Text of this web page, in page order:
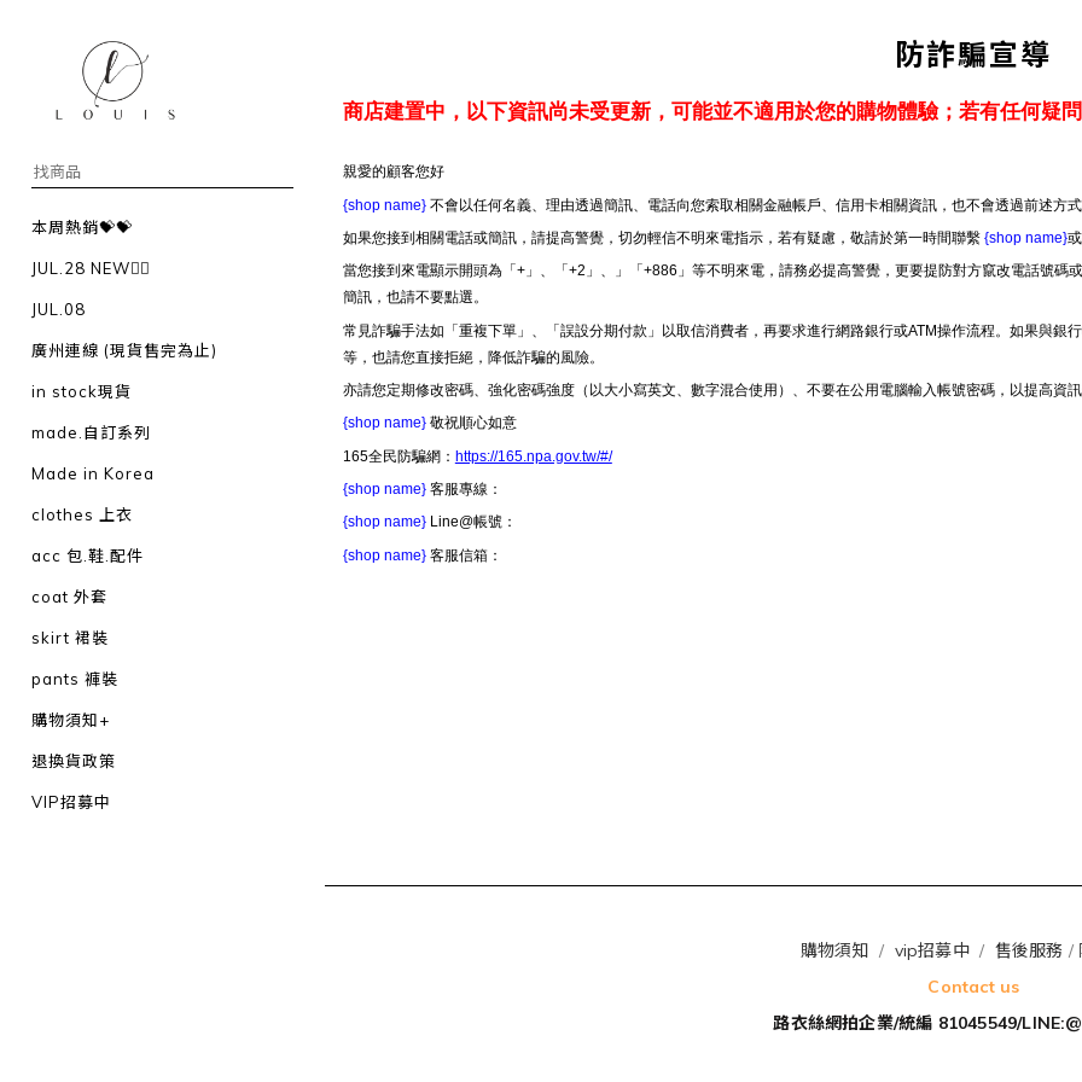
本周熱銷💝💝
JUL.28 NEW❤️‍🔥
JUL.08
廣州連線 (現貨售完為止)
in stock現貨
made.自訂系列
Made in Korea
clothes 上衣
acc 包.鞋.配件
coat 外套
skirt 裙裝
pants 褲裝
購物須知+
退換貨政策
VIP招募中
防詐騙宣導
商店建置中，以下資訊尚未受更新，可能並不適用於您的購物體驗；若有任何疑問
親愛的顧客您好
{shop name}不會以任何名義、理由透過簡訊、電話向您索取相關金融帳戶、信用卡相關資訊，也不會透過前述方式
如果您接到相關電話或簡訊，請提高警覺，切勿輕信不明來電指示，若有疑慮，敬請於第一時間聯繫 {shop name}
當您接到來電顯示開頭為「+」、「+2」、」「+886」等不明來電，請務必提高警覺，更要提防對方竄改電話號
簡訊，也請不要點選。
常見詐騙手法如「重複下單」、「誤設分期付款」以取信消費者，再要求進行網路銀行或ATM操作流程。如果與
等，也請您直接拒絕，降低詐騙的風險。
亦請您定期修改密碼、強化密碼強度（以大小寫英文、數字混合使用）、不要在公用電腦輸入帳號密碼，以提高資訊
{shop name} 敬祝順心如意
165全民防騙網： https://165.npa.gov.tw/#/
{shop name} 客服專線：
{shop name} Line@帳號：
{shop name} 客服信箱：
購物須知 / vip招募中/ 售後服務 /
Contact us
路衣絲網拍企業/統編 81045549/